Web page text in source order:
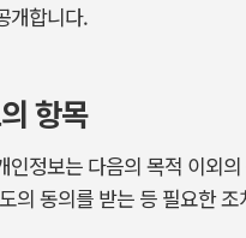
개합니다.
항목
정보는 다음의 목적 이외
의 동의를 받는 등 필요한